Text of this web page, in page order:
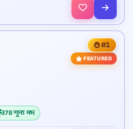
#1
FEATURED
378 শূন্য পদ